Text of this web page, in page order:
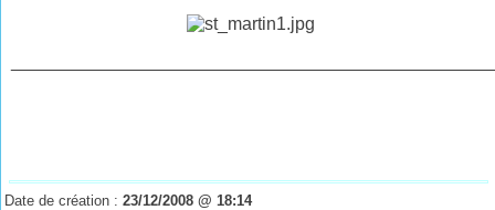
Date de création :23/12/2008 @ 18:14